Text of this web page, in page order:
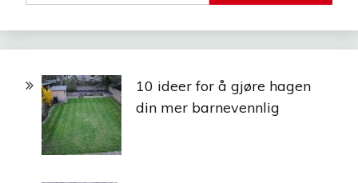
10 ideer for å gjøre hagen
din mer barnevennlig